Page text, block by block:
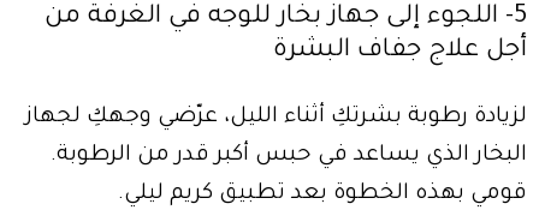
5- اللجوء إلى جهاز بخار للوجه في الغرفة من
أجل علاج جفاف البشرة
لزيادة رطوبة بشرتكِ أثناء الليل، عرّضي وجهكِ لجهاز
البخار الذي يساعد في حبس أكبر قدر من الرطوبة.
قومي بهذه الخطوة بعد تطبيق كريم ليلي.